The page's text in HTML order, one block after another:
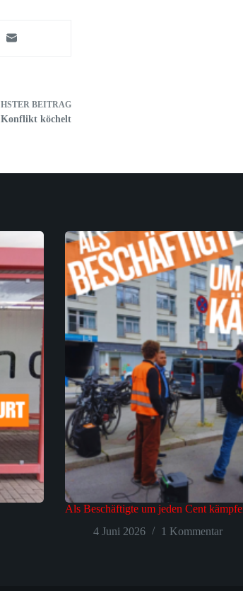
BEITRAG
köchelt
Als Beschäftigte um jeden Cent
4 Juni 2026
1 Kommentar